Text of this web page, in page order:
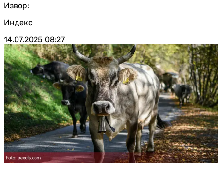
Извор:
Индекс
14.07.2025 08:27